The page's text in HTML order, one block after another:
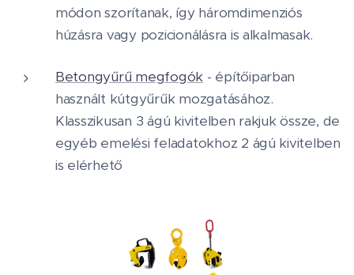
módon szorítanak, így háromdimenziós
húzásra vagy pozicionálásra is alkalmasak.
Betongyűrű megfogók - építőiparban
használt kútgyűrűk mozgatásához.
Klasszikusan 3 ágú kivitelben rakjuk össze, de
egyéb emelési feladatokhoz 2 ágú kivitelben
is elérhető